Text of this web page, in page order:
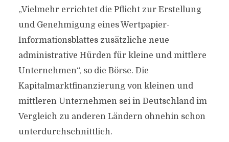
„Vielmehr errichtet die Pflicht zur Erstellung
und Genehmigung eines Wertpapier-
Informationsblattes zusätzliche neue
administrative Hürden für kleine und mittlere
Unternehmen“, so die Börse. Die
Kapitalmarktfinanzierung von kleinen und
mittleren Unternehmen sei in Deutschland im
Vergleich zu anderen Ländern ohnehin schon
unterdurchschnittlich.